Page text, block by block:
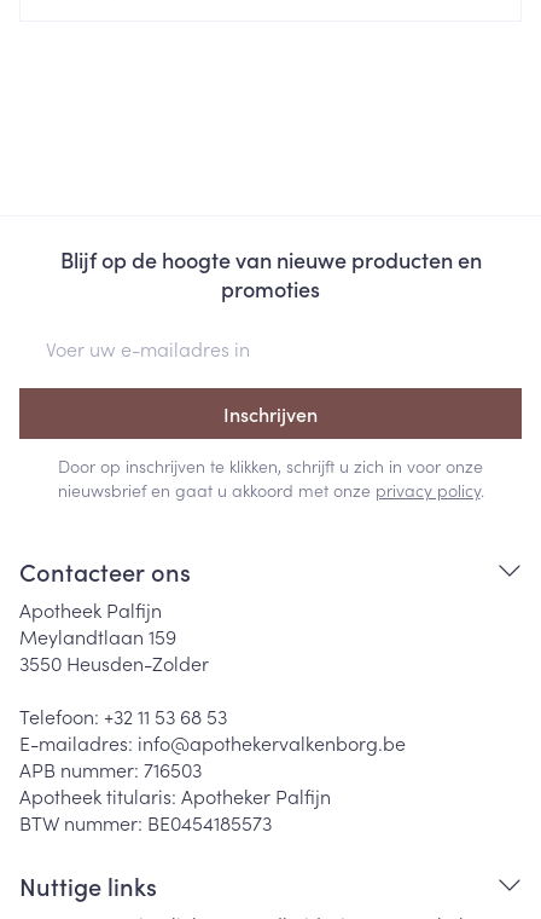
Blijf op de hoogte van nieuwe producten en
promoties
Inschrijven
Door op inschrijven te klikken, schrijft u zich in voor onze
nieuwsbrief en gaat u akkoord met onze privacy policy.
Contacteer ons
Apotheek Palfijn
Meylandtlaan 159
3550 Heusden-Zolder
Telefoon: +32 11 53 68 53
E-mailadres: info@apothekervalkenborg.be
APB nummer: 716503
Apotheek titularis: Apotheker Palfijn
BTW nummer: BE0454185573
Nuttige links